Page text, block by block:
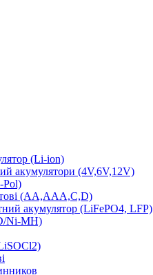
(Li-ion)
акумулятори (4V,6V,12V)
Pol)
(AA,AAA,C,D)
акумулятор (LiFePO4, LFP)
Ni-MH)